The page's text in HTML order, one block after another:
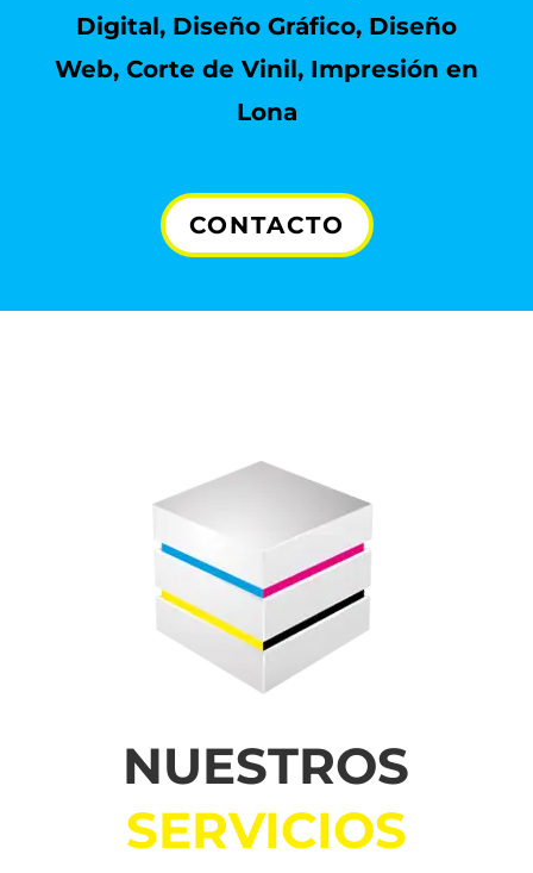
Digital, Diseño Gráfico, Diseño
Web, Corte de Vinil, Impresión en
Lona
CONTACTO
NUESTROS
SERVICIOS